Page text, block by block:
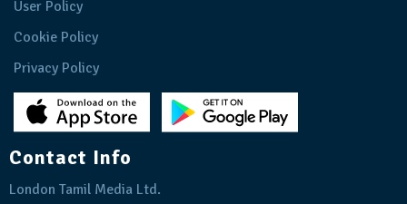
User Policy
Cookie Policy
Privacy Policy
Contact Info
London Tamil Media Ltd.